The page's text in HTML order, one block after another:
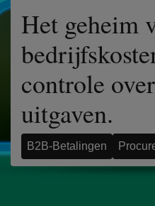
Het geheim
controle
uitgaven.
B2B-Betalingen